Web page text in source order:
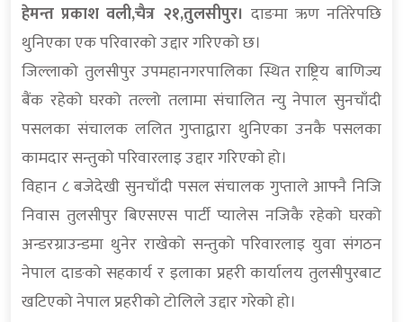
हेमन्त प्रकाश वली,चैत्र २१,तुलसीपुर। दाङमा ऋण नतिरेपछि
थुनिएका एक परिवारको उद्दार गरिएको छ।
जिल्लाको तुलसीपुर उपमहानगरपालिका स्थित राष्ट्रिय बाणिज्य
बैंक रहेको घरको तल्लो तलामा संचालित न्यु नेपाल सुनचाँदी
पसलका संचालक ललित गुप्ताद्वारा थुनिएका उनकै पसलका
कामदार सन्तुको परिवारलाइ उद्दार गरिएको हो।
विहान ८ बजेदेखी सुनचाँदी पसल संचालक गुप्ताले आफ्नै निजि
निवास तुलसीपुर बिएसएस पार्टी प्यालेस नजिकै रहेको घरको
अन्डरग्राउन्डमा थुनेर राखेको सन्तुको परिवारलाइ युवा संगठन
नेपाल दाङको सहकार्य र इलाका प्रहरी कार्यालय तुलसीपुरबाट
खटिएको नेपाल प्रहरीको टोलिले उद्दार गरेको हो।